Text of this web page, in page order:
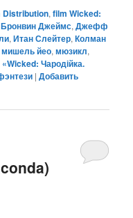
Distribution,film Wicked:
Бронвин Джеймс,Джефф
,Итан Слейтер,Колман
мишель йео,мюзикл,
Чародійка.
|Добавить